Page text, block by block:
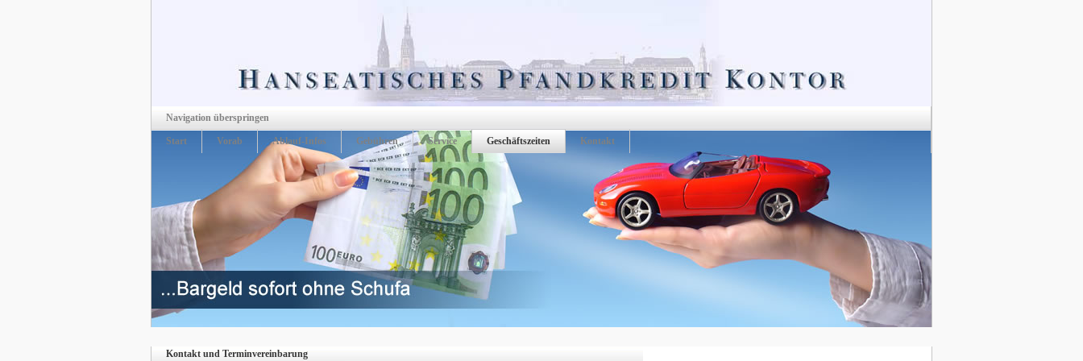
Navigation überspringen
Start Vorab Ablauf-Infos Gebühren Service Geschäftszeiten Kontakt
Kontakt und Terminvereinbarung